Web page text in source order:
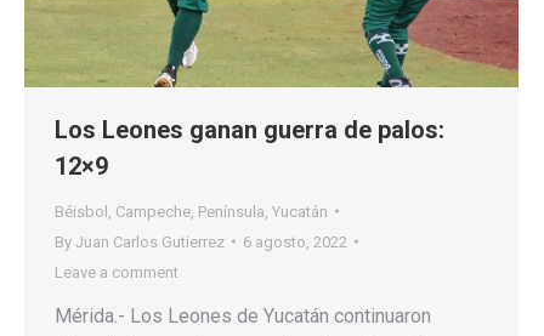
Los Leones ganan guerra de palos:
12×9
Béisbol Campeche Península Yucatán
By Juan Carlos Gutierrez
6 agosto, 2022
Leave a comment
Mérida.- Los Leones de Yucatán continuaron